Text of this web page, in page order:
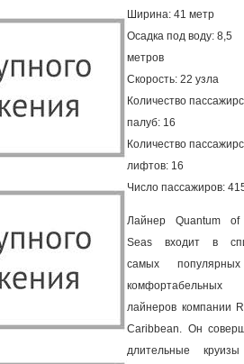
Ширина: 41 метр
Осадка под воду: 8,5
метров
Скорость: 22 узла
Количество
палуб: 16
Количество
лифтов: 16
Число пассажиров:
Лайнер Quantum
Seas входит в
самых
комфортабельных
лайнеров компании
Caribbean. Он
длительные